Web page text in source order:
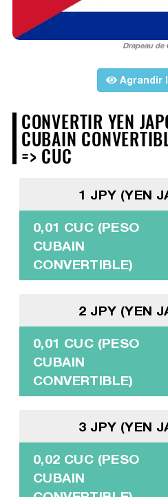
Drapeau de
Agrandir
CONVERTIR YEN
CUBAIN
=> CUC
1 JPY (YEN
0,01 CUC (PESO
CUBAIN
CONVERTIBLE)
2 JPY (YEN
0,01 CUC (PESO
CUBAIN
CONVERTIBLE)
3 JPY (YEN
0,02 CUC (PESO
CUBAIN